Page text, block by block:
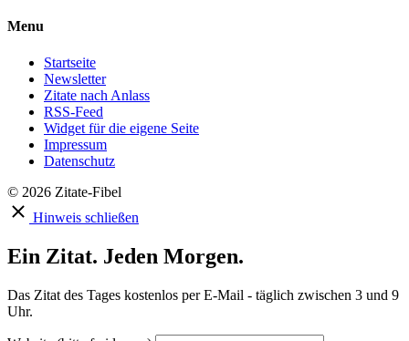
Menu
Startseite
Newsletter
Zitate nach Anlass
RSS-Feed
Widget für die eigene Seite
Impressum
Datenschutz
© 2026 Zitate-Fibel
Hinweis schließen
Ein Zitat. Jeden Morgen.
Das Zitat des Tages kostenlos per E-Mail - täglich zwischen 3 und 9
Uhr.